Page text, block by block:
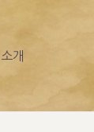
소개